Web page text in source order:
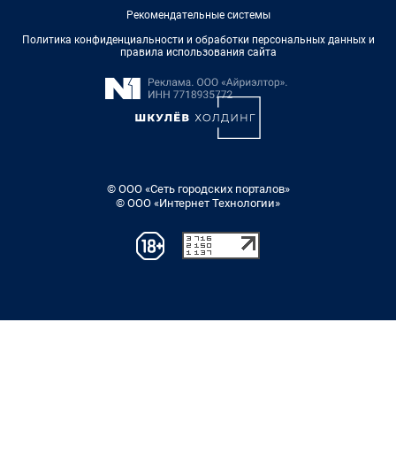
Рекомендательные системы
Политика конфиденциальности и обработки персональных данных и
правила использования сайта
© ООО «Сеть городских порталов»
© ООО «Интернет Технологии»